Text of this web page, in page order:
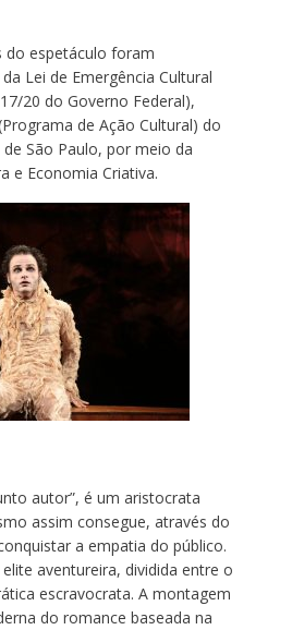
do espetáculo foram
Lei de Emergência Cultural
20 do Governo Federal),
de Ação Cultural) do
São Paulo, por meio da
e Economia Criativa.
autor”, é um aristocrata
assim consegue, através do
a empatia do público.
aventureira, dividida entre o
escravocrata. A montagem
do romance baseada na